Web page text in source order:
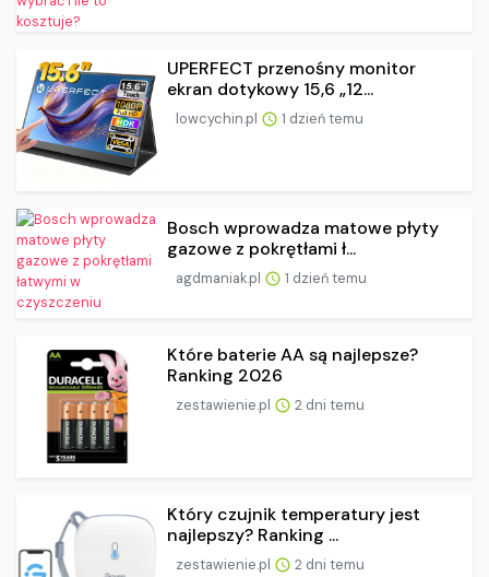
UPERFECT przenośny monitor
ekran dotykowy 15,6 „12...
lowcychin.pl 1 dzień temu
Bosch wprowadza matowe płyty
gazowe z pokrętłami ł...
agdmaniak.pl 1 dzień temu
Które baterie AA są najlepsze?
Ranking 2026
zestawienie.pl 2 dni temu
Który czujnik temperatury jest
najlepszy? Ranking ...
zestawienie.pl 2 dni temu